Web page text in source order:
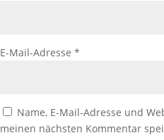
E-Mail-Adresse *
Name, E-Mail-Adresse und
meinen nächsten Kommentar